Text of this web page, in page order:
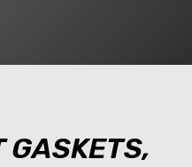
GASKETS,